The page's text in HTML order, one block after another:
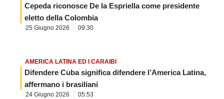
Cepeda riconosce De la Espriella come presidente
eletto della Colombia
25 Giugno 2026 09:30
AMERICA LATINA ED I CARAIBI
Difendere Cuba significa difendere l’America Latina,
affermano i brasiliani
24 Giugno 2026 05:53